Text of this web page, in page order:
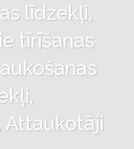
līdzekļi,
tīrīšanas
Attaukotāji